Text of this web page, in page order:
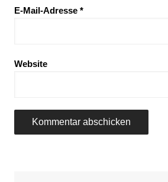
E-Mail-Adresse *
Website